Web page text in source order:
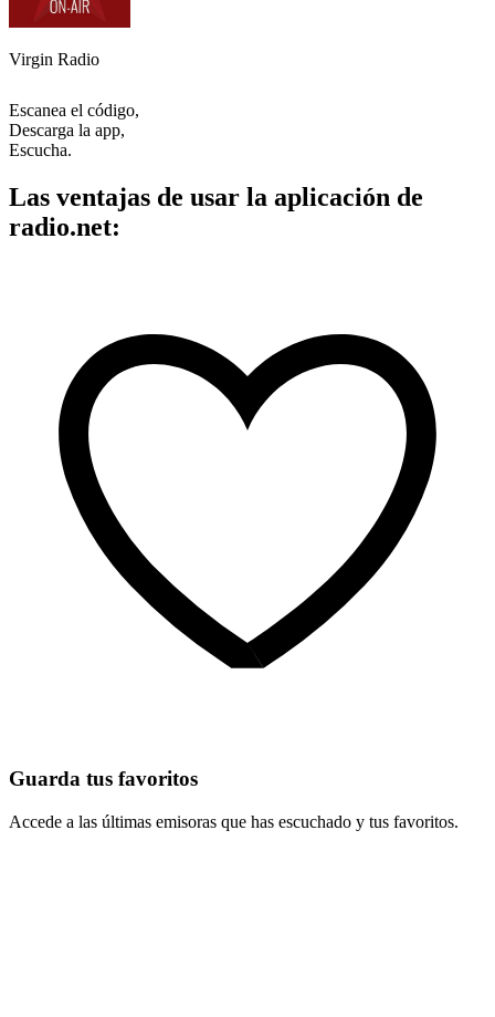
Virgin Radio
Escanea el código,
Descarga la app,
Escucha.
Las ventajas de usar la aplicación de
radio.net:
Guarda tus favoritos
Accede a las últimas emisoras que has escuchado y tus favoritos.